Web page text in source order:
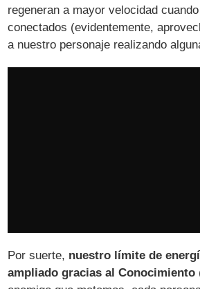
regeneran a mayor velocidad
conectados (evidentemente,
a nuestro personaje realizando
Por suerte, nuestro límite de
ampliado gracias al Conocimiento